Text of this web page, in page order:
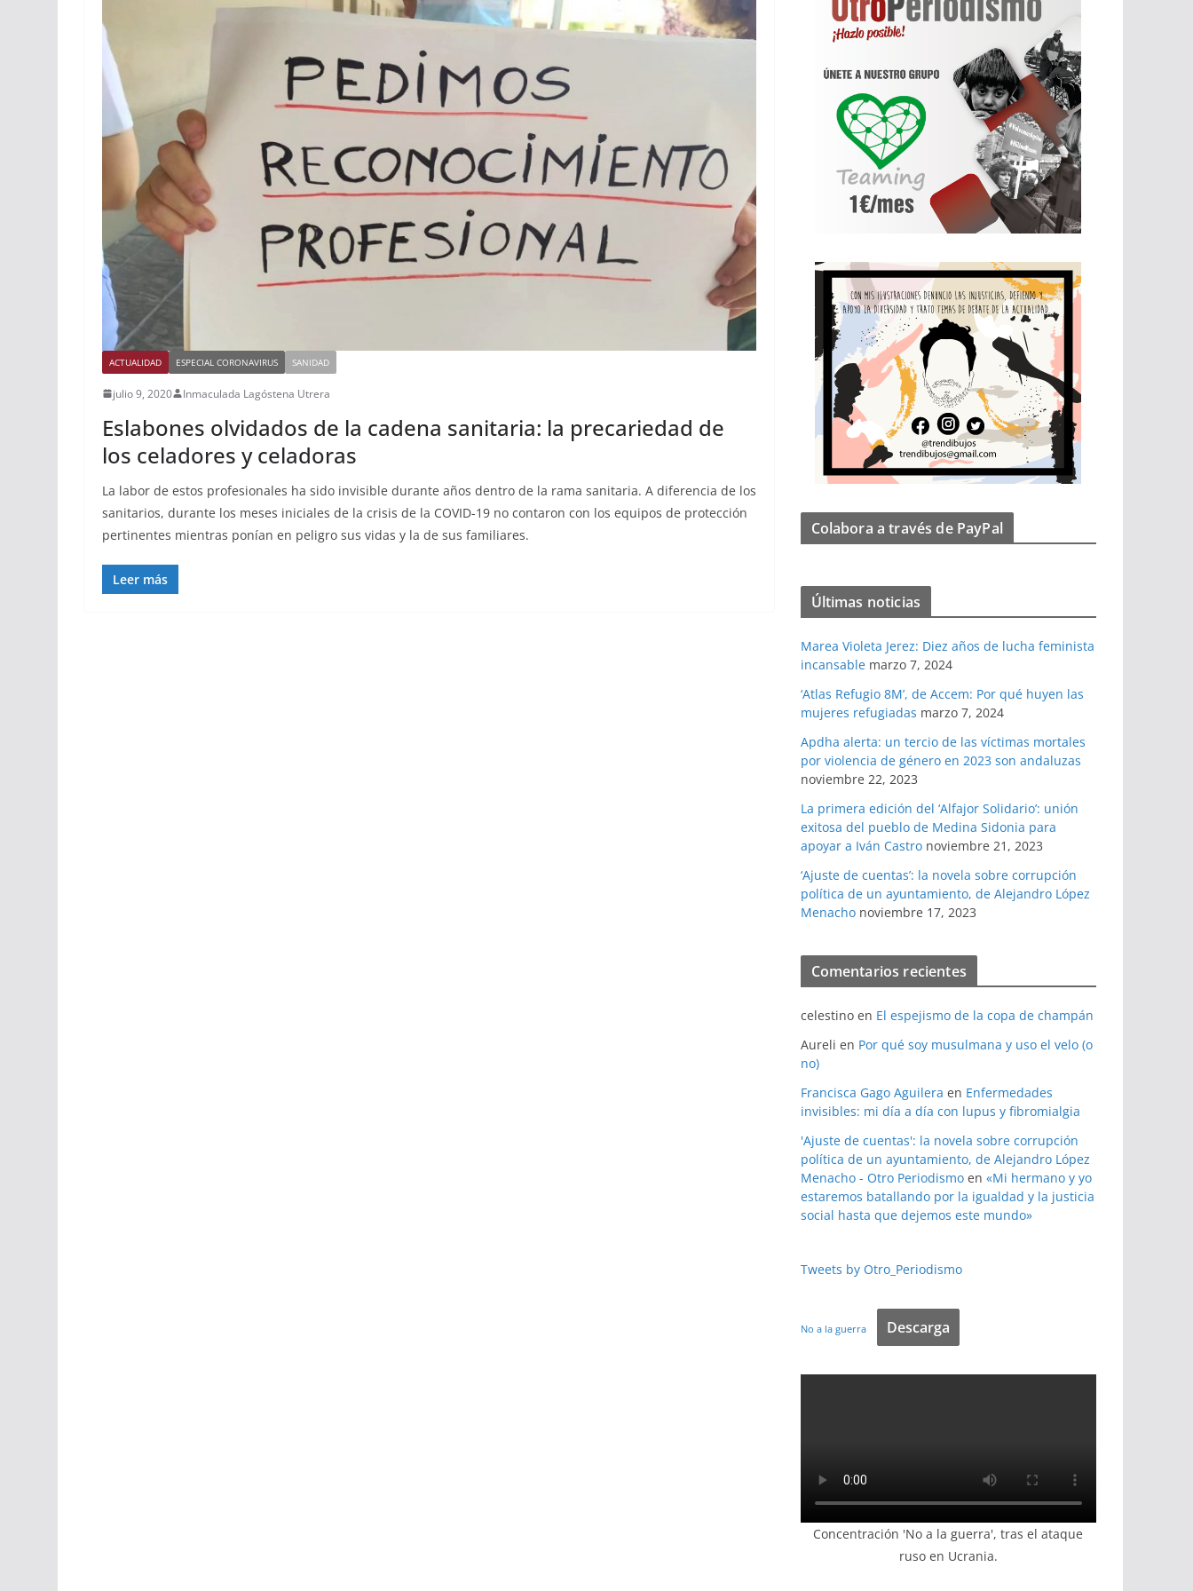
ACTUALIDAD ESPECIAL CORONAVIRUS SANIDAD
julio 9, 2020 Inmaculada Lagóstena Utrera
Eslabones olvidados de la cadena sanitaria: la precariedad de
los celadores y celadoras
La labor de estos profesionales ha sido invisible durante años dentro de la rama sanitaria. A diferencia de los
sanitarios, durante los meses iniciales de la crisis de la COVID-19 no contaron con los equipos de protección
pertinentes mientras ponían en peligro sus vidas y la de sus familiares.
Leer más
Colabora a través de PayPal
Últimas noticias
Marea Violeta Jerez: Diez años de lucha feminista
incansable marzo 7, 2024
‘Atlas Refugio 8M’, de Accem: Por qué huyen las
mujeres refugiadas marzo 7, 2024
Apdha alerta: un tercio de las víctimas mortales
por violencia de género en 2023 son andaluzas
noviembre 22, 2023
La primera edición del ‘Alfajor Solidario’: unión
exitosa del pueblo de Medina Sidonia para
apoyar a Iván Castro noviembre 21, 2023
‘Ajuste de cuentas’: la novela sobre corrupción
política de un ayuntamiento, de Alejandro López
Menacho noviembre 17, 2023
Comentarios recientes
celestinoen El espejismo de la copa de champán
Aureli en Por qué soy musulmana y uso el velo (o
no)
Francisca Gago Aguilera en Enfermedades
invisibles: mi día a día con lupus y fibromialgia
'Ajuste de cuentas': la novela sobre corrupción
política de un ayuntamiento, de Alejandro López
Menacho - Otro Periodismoen «Mi hermano y yo
estaremos batallando por la igualdad y la justicia
social hasta que dejemos este mundo»
Tweets by Otro_Periodismo
No a la guerra Descarga
Concentración 'No a la guerra', tras el ataque
ruso en Ucrania.